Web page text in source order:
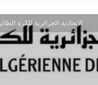
الاتحادية الجزائرية للكرة الطائرة